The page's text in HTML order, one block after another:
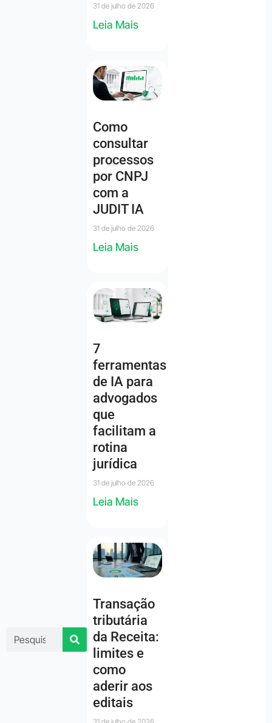
31 de julho de 2026
Leia Mais
Como
consultar
processos
por CNPJ
com a
JUDIT IA
31 de julho de 2026
Leia Mais
7
ferramentas
de IA para
advogados
que
facilitam a
rotina
jurídica
31 de julho de 2026
Leia Mais
Transação
tributária
da Receita:
limites e
como
aderir aos
editais